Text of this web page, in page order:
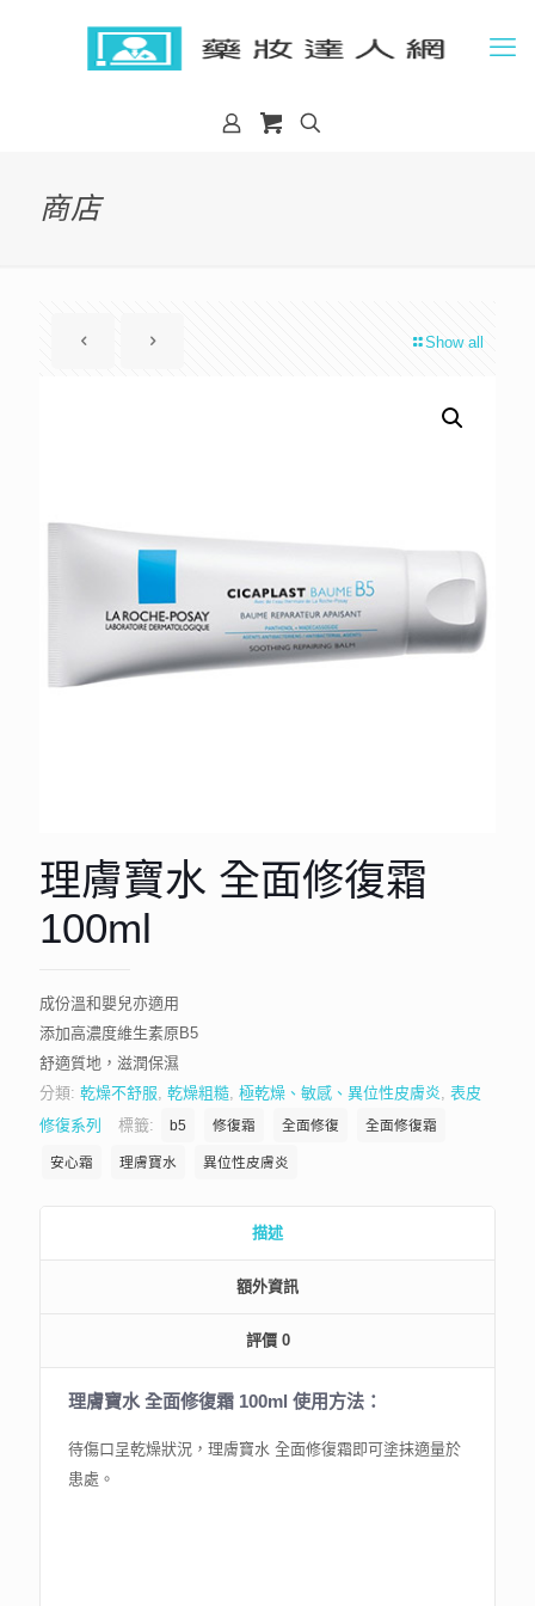
商店
Show all
理膚寶水 全面修復霜
100ml
成份溫和嬰兒亦適用
添加高濃度維生素原B5
舒適質地，滋潤保濕
分類: 乾燥不舒服, 乾燥粗糙, 極乾燥、敏感、異位性皮膚炎, 表皮
修復系列
標籤: b5 修復霜 全面修復 全面修復霜
安心霜 理膚寶水 異位性皮膚炎
描述
額外資訊
評價 0
理膚寶水 全面修復霜 100ml 使用方法：
待傷口呈乾燥狀況，理膚寶水 全面修復霜即可塗抹適量於
患處。